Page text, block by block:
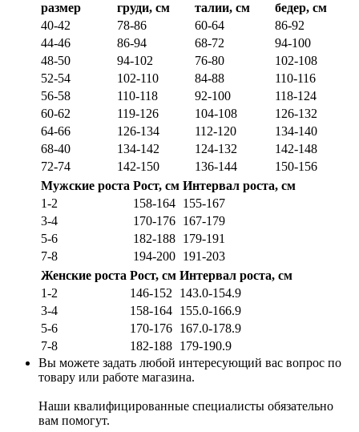
размер
груди, см
талии, см
бедер, см
40-42
78-86 60-64
86-92
44-46
86-94 68-72
94-100
48-50
94-102 76-80
102-108
52-54
102-110 84-88
110-116
56-58
110-118 92-100
118-124
60-62
119-126 104-108
126-132
64-66
126-134 112-120
134-140
68-40
134-142 124-132
142-148
72-74
142-150 136-144
150-156
Мужские роста Рост, см Интервал роста, см
1-2
158-164 155-167
3-4
170-176 167-179
5-6
182-188 179-191
7-8
194-200 191-203
Женские роста Рост, см Интервал роста, см
1-2
146-152 143.0-154.9
3-4
158-164 155.0-166.9
5-6
170-176 167.0-178.9
7-8
182-188 179-190.9
Вы можете задать любой интересующий вас вопрос по
товару или работе магазина.
Наши квалифицированные специалисты обязательно
вам помогут.